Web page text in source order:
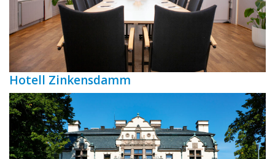
Hotell Zinkensdamm